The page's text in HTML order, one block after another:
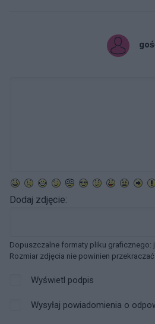
Dodaj zdjęcie:
Dopuszczalne formaty pliku graficznego:
Rozmiar zdjęcia nie powinien przekraczać
Wyświetl podpis
Wysyłaj powiadomienia o